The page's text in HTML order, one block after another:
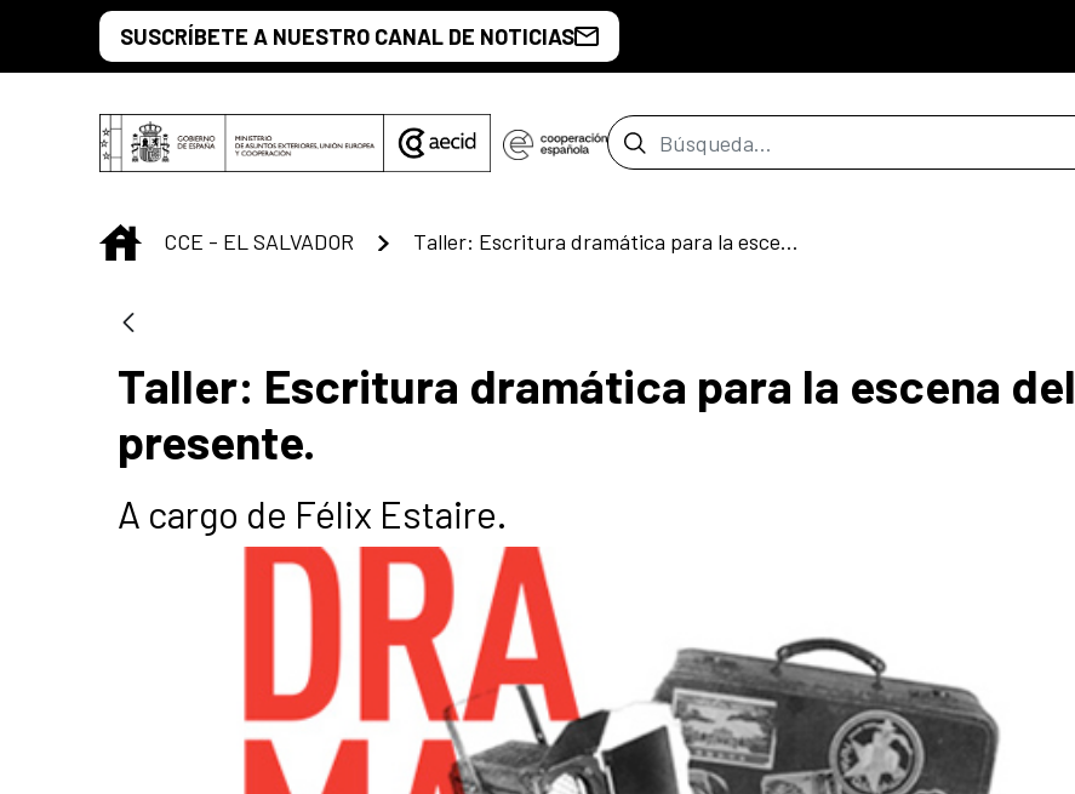
Saltar al contenido principal
SUSCRÍBETE A NUESTRO CANAL DE NOTICIAS
Barra de búsqueda
INICIO
CCE - EL SALVADOR Taller: Escritura dramática para la escena del presente.
Taller: Escritura dramática para la escena del
presente.
A cargo de Félix Estaire.